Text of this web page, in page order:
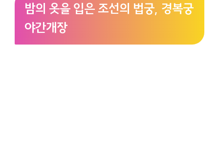
밤의 옷을 입은 조선의 법궁, 경복궁
야간개장